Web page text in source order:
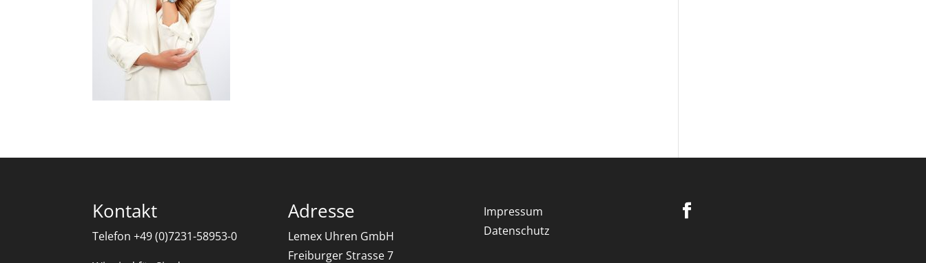
Kontakt
Telefon +49 (0)7231-58953-0
Adresse
Lemex Uhren GmbH
Freiburger Strasse 7
Impressum
Datenschutz